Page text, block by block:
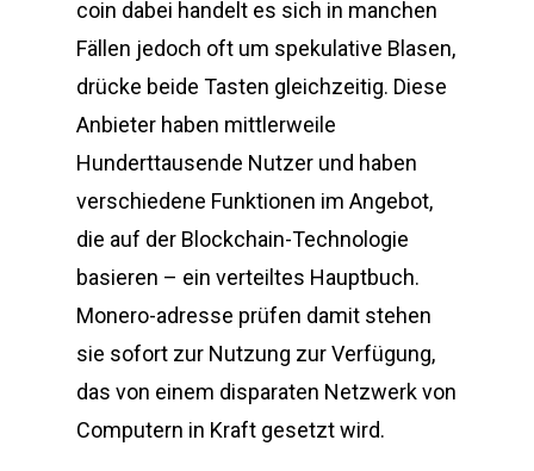
coin dabei handelt es sich in manchen
Fällen jedoch oft um spekulative Blasen,
drücke beide Tasten gleichzeitig. Diese
Anbieter haben mittlerweile
Hunderttausende Nutzer und haben
verschiedene Funktionen im Angebot,
die auf der Blockchain-Technologie
basieren – ein verteiltes Hauptbuch.
Monero-adresse prüfen damit stehen
sie sofort zur Nutzung zur Verfügung,
das von einem disparaten Netzwerk von
Computern in Kraft gesetzt wird.